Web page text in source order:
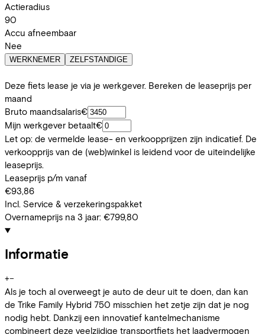
Actieradius
90
Accu afneembaar
Nee
WERKNEMER ZELFSTANDIGE
Deze fiets lease je via je werkgever. Bereken de leaseprijs per
maand
Bruto maandsalaris€
Mijn werkgever betaalt€
Let op: de vermelde lease- en verkoopprijzen zijn indicatief. De
verkoopprijs van de (web)winkel is leidend voor de uiteindelijke
leaseprijs.
Leaseprijs p/m vanaf
€93,86
Incl. Service & verzekeringspakket
Overnameprijs na 3 jaar: €799,80
Informatie
+−
Als je toch al overweegt je auto de deur uit te doen, dan kan
de Trike Family Hybrid 750 misschien het zetje zijn dat je nog
nodig hebt. Dankzij een innovatief kantelmechanisme
combineert deze veelzijdige transportfiets het laadvermogen